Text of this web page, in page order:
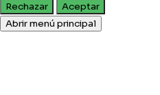
Rechazar
Aceptar
Abrir menú principal